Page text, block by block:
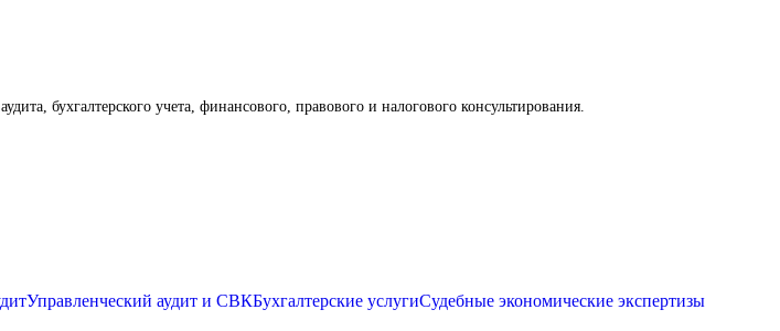
бухгалтерского учета, финансового, правового и налогового консультирования.
Управленческий аудит и СВКБухгалтерские услугиСудебные экономические экспертизы